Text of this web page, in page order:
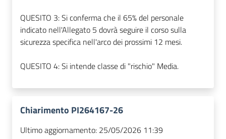
QUESITO 3: Si conferma che il 65% del personale
indicato nell'Allegato 5 dovrà seguire il corso sulla
sicurezza specifica nell'arco dei prossimi 12 mesi.
QUESITO 4: Si intende classe di "rischio" Media.
Chiarimento PI264167-26
Ultimo aggiornamento: 25/05/2026 11:39